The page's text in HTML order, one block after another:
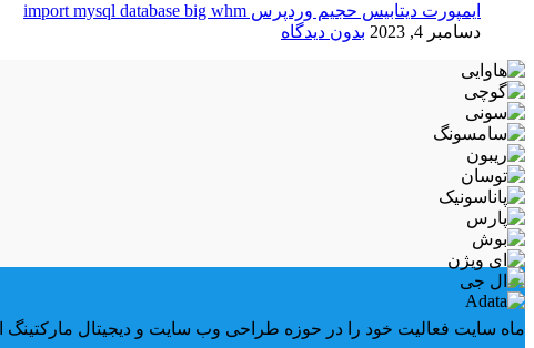
ایمپورت دیتابیس حجیم وردپرس import mysql database big whm
دسامبر 4, 2023
بدون دیدگاه
ماه سایت فعالیت خود را در حوزه طراحی وب سایت و دیجیتال مارکتینگ از سال 1385 آغاز و تا کنون بیش از یکصد پروژه را